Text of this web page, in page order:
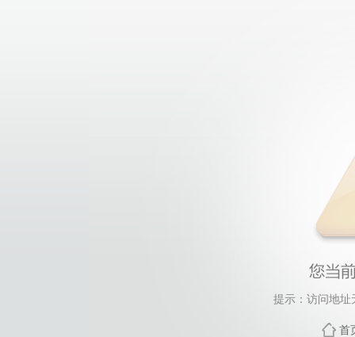
提示：访问地址
首